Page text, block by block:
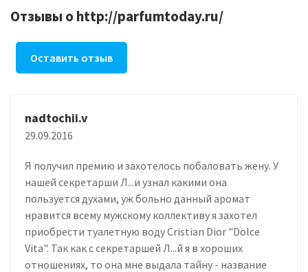
Отзывы о http://parfumtoday.ru/
Оставить отзыв
nadtochii.v
29.09.2016
Я получил премию и захотелось побаловать жену. У
нашей секретарши Л...и узнал какими она
пользуется духами, уж больно данный аромат
нравится всему мужскому коллективу я захотел
приобрести туалетную воду Cristian Dior "Dolce
Vita". Так как с секретаршей Л...й я в хороших
отношениях, то она мне выдала тайну - название